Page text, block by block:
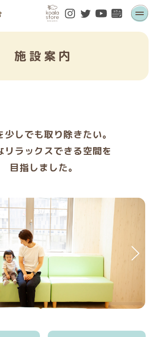
施設案内
少しでも取り除きたい。
リラックスできる空間を
目指しました。